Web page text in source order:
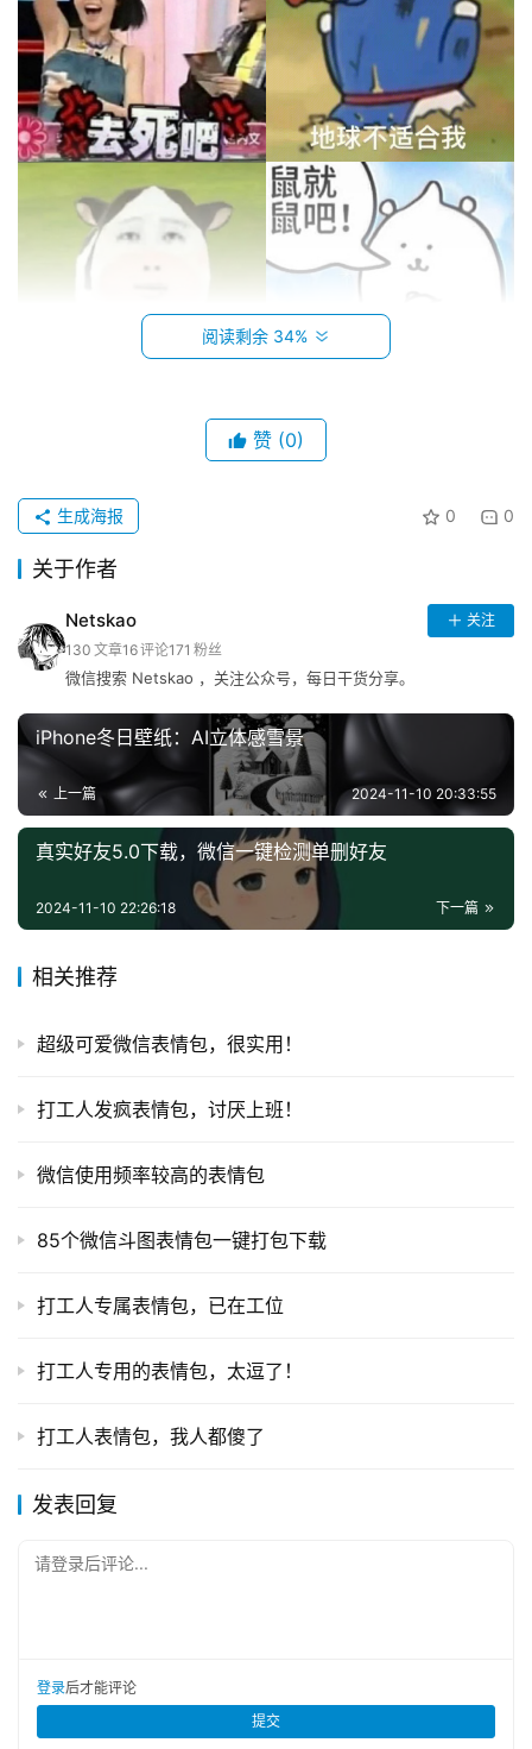
果
航
网
址
登录
阅读剩余 34%
https://www.dnqc.com/weixin/1003.html
赞 (0)
0 0
生成海报
关于作者
Netskao
关注
130 文章16评论171 粉丝
微信搜索 Netskao ，关注公众号，每日干货分享。
iPhone冬日壁纸：AI立体感雪景
上一篇 2024-11-10 20:33:55
真实好友5.0下载，微信一键检测单删好友
下一篇
2024-11-10 22:26:18
相关推荐
超级可爱微信表情包，很实用！
打工人发疯表情包，讨厌上班！
微信使用频率较高的表情包
85个微信斗图表情包一键打包下载
打工人专属表情包，已在工位
打工人专用的表情包，太逗了！
打工人表情包，我人都傻了
发表回复
请登录后评论...
登录后才能评论
提交